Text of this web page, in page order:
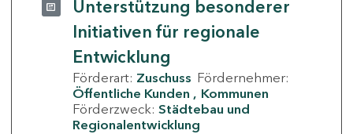
Unterstützung besonderer
Initiativen für regionale
Entwicklung
Förderart: Zuschuss Fördernehmer:
Öffentliche Kunden
Kommunen
Förderzweck: Städtebau und
Regionalentwicklung